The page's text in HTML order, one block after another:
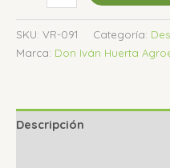
SKU: VR-091 Categoría:
Marca: Don Iván Huerta
Descripción